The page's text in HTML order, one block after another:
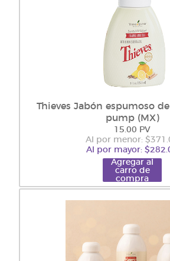
Thieves Jabón espumoso
pump (MX)
15.00 PV
Al por menor:
Al por mayor:
Agregar al
carro de
compra